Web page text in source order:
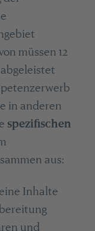
müssen 12
in anderen
spezifischen
aus:
Inhalte
und